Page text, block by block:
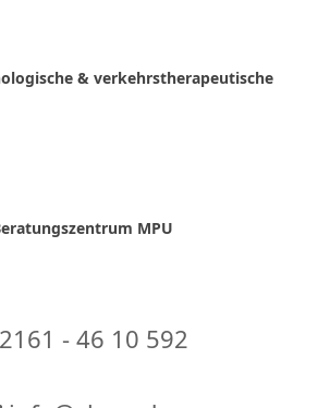
& verkehrstherapeutische
MPU
- 46 10 592